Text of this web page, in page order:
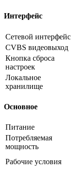
Интерфейс
Сетевой интерфейс
CVBS видеовыход
Кнопка сброса
настроек
Локальное
хранилище
Основное
Питание
Потребляемая
мощность
Рабочие условия